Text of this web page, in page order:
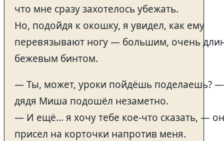
что мне сразу захотелось убежать.
Но, подойдя к окошку, я увидел, как ему
перевязывают ногу — большим, очень
бежевым бинтом.
— Ты, может, уроки пойдёшь поделаешь? —
дядя Миша подошёл незаметно.
— И ещё… я хочу тебе кое-что сказать, — он
присел на корточки напротив меня.